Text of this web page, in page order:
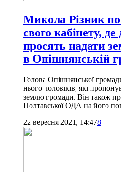
Микола Різник
свого кабінету, де
просять надати
в Опішнянській
Голова Опішнянської
нього чоловіків, які
землю громади. Він також
Полтавської ОДА на його
22 вересня 2021, 14:478